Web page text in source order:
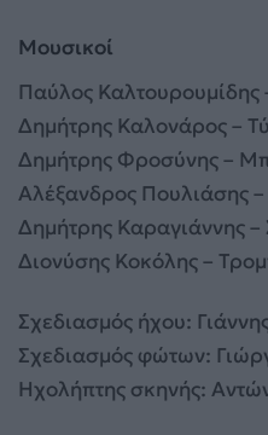
Μουσικοί
Παύλος
Δημήτρης Καλονάρος –
Δημήτρης Φροσύνης –
Αλέξανδρος Πουλιάσης
Δημήτρης Καραγιάννης
Διονύσης Κοκόλης –
Σχεδιασμός ήχου:
Σχεδιασμός φώτων:
Ηχολήπτης σκηνής: